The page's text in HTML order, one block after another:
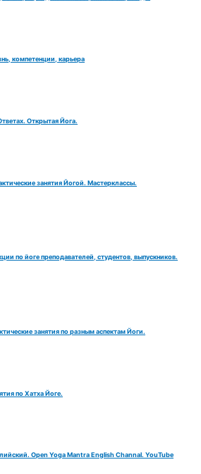
компетенции, карьера
Открытая Йога.
занятия Йогой. Мастерклассы.
по йоге преподавателей, студентов, выпускников.
занятия по разным аспектам Йоги.
по Хатха Йоге.
Open Yoga Mantra English Channal. YouTube